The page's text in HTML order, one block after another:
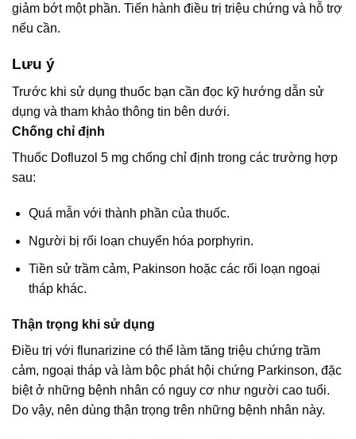
giảm bớt một phần. Tiến hành điều trị triệu chứng và hỗ trợ
nếu cần.
Lưu ý
Trước khi sử dụng thuốc bạn cần đọc kỹ hướng dẫn sử
dụng và tham khảo thông tin bên dưới.
Chống chỉ định
Thuốc Dofluzol 5 mg chống chỉ định trong các trường hợp
sau:
Quá mẫn với thành phần của thuốc.
Người bị rối loạn chuyển hóa porphyrin.
Tiền sử trầm cảm, Pakinson hoặc các rối loạn ngoại
tháp khác.
Thận trọng khi sử dụng
Điều trị với flunarizine có thể làm tăng triệu chứng trầm
cảm, ngoại tháp và làm bộc phát hội chứng Parkinson, đặc
biệt ở những bệnh nhân có nguy cơ như người cao tuổi.
Do vậy, nên dùng thận trọng trên những bệnh nhân này.